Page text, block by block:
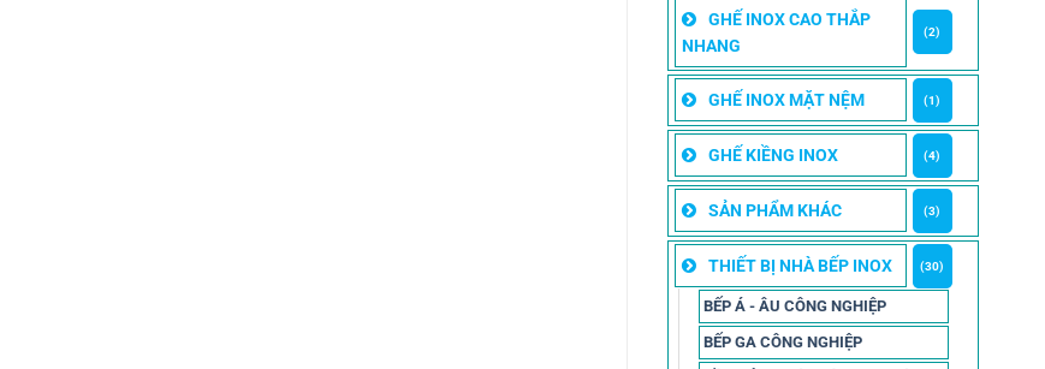
GHẾ INOX CAO THẮP
NHANG
(2)
GHẾ INOX MẶT NỆM (1)
GHẾ KIỀNG INOX (4)
SẢN PHẨM KHÁC (3)
THIẾT BỊ NHÀ BẾP INOX (30)
BẾP Á - ÂU CÔNG NGHIỆP
BẾP GA CÔNG NGHIỆP